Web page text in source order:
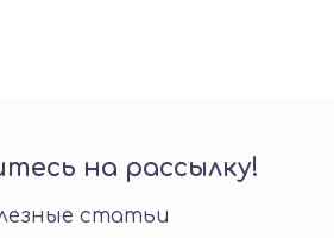
на рассылку!
статьи